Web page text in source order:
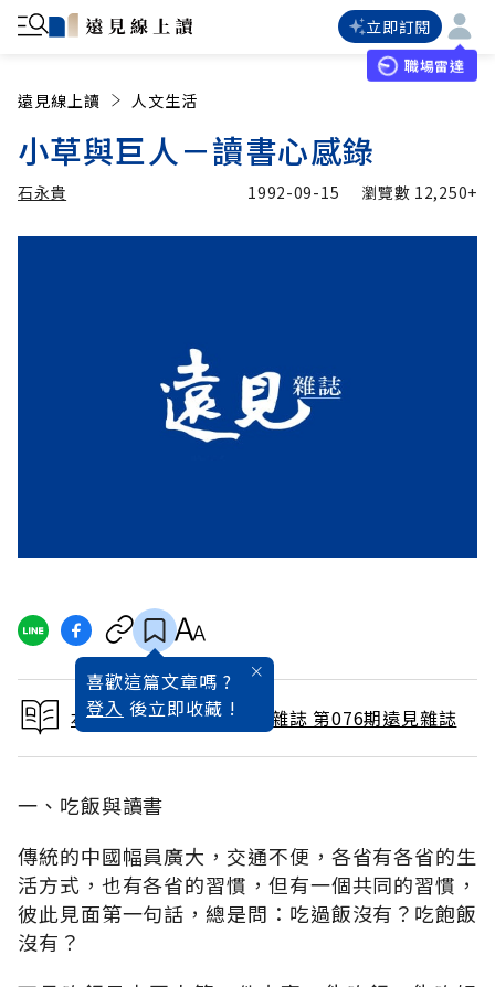
立即訂閱
職場雷達
遠見線上讀 人文生活
小草與巨人－讀書心感錄
石永貴 1992-09-15 瀏覽數 12,250+
喜歡這篇文章嗎 ?
登入 後立即收藏 !
本文出自 1992 / 10月號雜誌 第076期遠見雜誌
一、吃飯與讀書
傳統的中國幅員廣大，交通不便，各省有各省的生
活方式，也有各省的習慣，但有一個共同的習慣，
彼此見面第一句話，總是問：吃過飯沒有？吃飽飯
沒有？